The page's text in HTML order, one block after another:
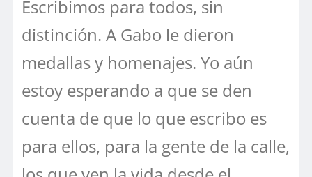
Escribimos para todos, sin
distinción. A Gabo le dieron
medallas y homenajes. Yo aún
estoy esperando a que se den
cuenta de que lo que escribo es
para ellos, para la gente de la calle,